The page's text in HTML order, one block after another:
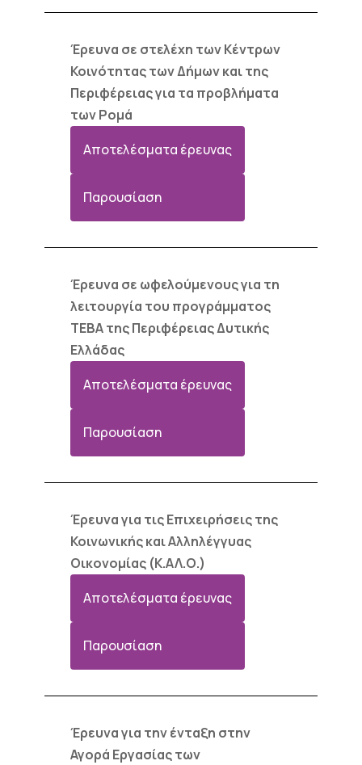
Έρευνα σε στελέχη των Κέντρων
Κοινότητας των Δήμων και της
Περιφέρειας για τα προβλήματα
των Ρομά
Αποτελέσματα έρευνας
Παρουσίαση
Έρευνα σε ωφελούμενους για τη
λειτουργία του προγράμματος
ΤΕΒΑ της Περιφέρειας Δυτικής
Ελλάδας
Αποτελέσματα έρευνας
Παρουσίαση
Έρευνα για τις Επιχειρήσεις της
Κοινωνικής και Αλληλέγγυας
Οικονομίας (Κ.ΑΛ.Ο.)
Αποτελέσματα έρευνας
Παρουσίαση
Έρευνα για την ένταξη στην
Αγορά Εργασίας των